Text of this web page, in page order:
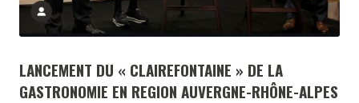
LANCEMENT DU « CLAIREFONTAINE » DE LA
GASTRONOMIE EN REGION AUVERGNE-RHÔNE-ALPES